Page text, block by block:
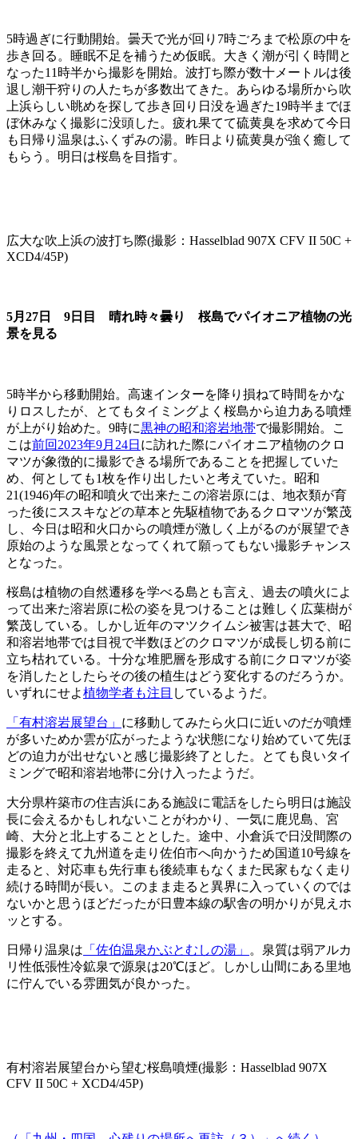
5時過ぎに行動開始。曇天で光が回り7時ごろまで松原の中を
歩き回る。睡眠不足を補うため仮眠。大きく潮が引く時間と
なった11時半から撮影を開始。波打ち際が数十メートルは後
退し潮干狩りの人たちが多数出てきた。あらゆる場所から吹
上浜らしい眺めを探して歩き回り日没を過ぎた19時半までほ
ぼ休みなく撮影に没頭した。疲れ果てて硫黄臭を求めて今日
も日帰り温泉はふくずみの湯。昨日より硫黄臭が強く癒して
もらう。明日は桜島を目指す。
広大な吹上浜の波打ち際(撮影：Hasselblad 907X CFV II 50C +
XCD4/45P)
5月27日 9日目 晴れ時々曇り 桜島でパイオニア植物の光
景を見る
5時半から移動開始。高速インターを降り損ねて時間をかな
りロスしたが、とてもタイミングよく桜島から迫力ある噴煙
が上がり始めた。9時に黒神の昭和溶岩地帯で撮影開始。こ
こは前回2023年9月24日 に訪れた際にパイオニア植物のクロ
マツが象徴的に撮影できる場所であることを把握していた
め、何としても1枚を作り出したいと考えていた。昭和
21(1946)年の昭和噴火で出来たこの溶岩原には、地衣類が育
った後にススキなどの草本と先駆植物であるクロマツが繁茂
し、今日は昭和火口からの噴煙が激しく上がるのが展望でき
原始のような風景となってくれて願ってもない撮影チャンス
となった。
桜島は植物の自然遷移を学べる島とも言え、過去の噴火によ
って出来た溶岩原に松の姿を見つけることは難しく広葉樹が
繁茂している。しかし近年のマツクイムシ被害は甚大で、昭
和溶岩地帯では目視で半数ほどのクロマツが成長し切る前に
立ち枯れている。十分な堆肥層を形成する前にクロマツが姿
を消したとしたらその後の植生はどう変化するのだろうか。
いずれにせよ植物学者も注目 しているようだ。
「有村溶岩展望台」 に移動してみたら火口に近いのだが噴煙
が多いためか雲が広がったような状態になり始めていて先ほ
どの迫力が出せないと感じ撮影終了とした。とても良いタイ
ミングで昭和溶岩地帯に分け入ったようだ。
大分県杵築市の住吉浜にある施設に電話をしたら明日は施設
長に会えるかもしれないことがわかり、一気に鹿児島、宮
崎、大分と北上することとした。途中、小倉浜で日没間際の
撮影を終えて九州道を走り佐伯市へ向かうため国道10号線を
走ると、対応車も先行車も後続車もなくまた民家もなく走り
続ける時間が長い。このまま走ると異界に入っていくのでは
ないかと思うほどだったが日豊本線の駅舎の明かりが見えホ
ッとする。
日帰り温泉は 「佐伯温泉かぶとむしの湯」
。泉質は弱アルカ
リ性低張性冷鉱泉で源泉は20℃ほど。しかし山間にある里地
に佇んでいる雰囲気が良かった。
有村溶岩展望台から望む桜島噴煙(撮影：Hasselblad 907X
CFV II 50C + XCD4/45P)